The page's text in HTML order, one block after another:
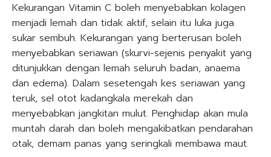
Kekurangan Vitamin C boleh menyebabkan kolagen
menjadi lemah dan tidak aktif, selain itu luka juga
sukar sembuh. Kekurangan yang berterusan boleh
menyebabkan seriawan (skurvi-sejenis penyakit yang
ditunjukkan dengan lemah seluruh badan, anaema
dan edema). Dalam sesetengah kes seriawan yang
teruk, sel otot kadangkala merekah dan
menyebabkan jangkitan mulut. Penghidap akan mula
muntah darah dan boleh mengakibatkan pendarahan
otak, demam panas yang seringkali membawa maut.